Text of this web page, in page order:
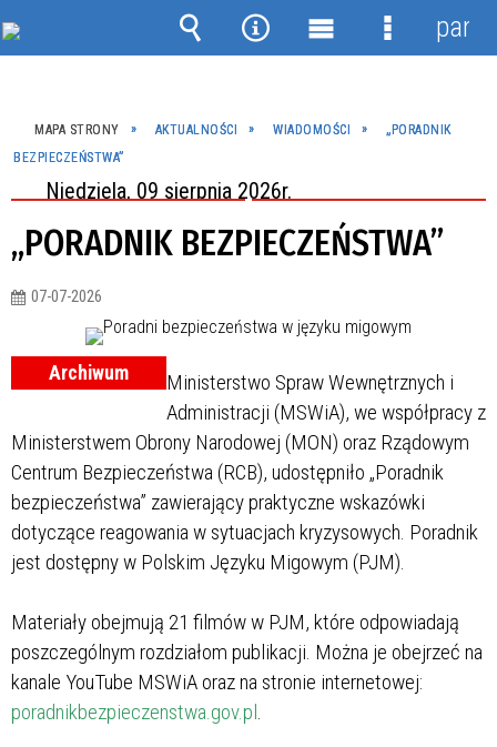
Niedziela, 09 sierpnia 2026r.
MAPA STRONY AKTUALNOŚCI WIADOMOŚCI
„PORADNIK
BEZPIECZEŃSTWA”
„PORADNIK BEZPIECZEŃSTWA”
07-07-2026
Archiwum
Ministerstwo Spraw Wewnętrznych i
Administracji (MSWiA), we współpracy z
Ministerstwem Obrony Narodowej (MON) oraz Rządowym
Centrum Bezpieczeństwa (RCB), udostępniło „Poradnik
bezpieczeństwa” zawierający praktyczne wskazówki
dotyczące reagowania w sytuacjach kryzysowych. Poradnik
jest dostępny w Polskim Języku Migowym (PJM).
Materiały obejmują 21 filmów w PJM, które odpowiadają
poszczególnym rozdziałom publikacji. Można je obejrzeć na
kanale YouTube MSWiA oraz na stronie internetowej:
poradnikbezpieczenstwa.gov.pl.
Wyszukiwarka
Narzędzia
Menu Menu
panel